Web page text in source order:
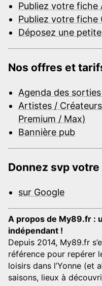
Publiez votre fiche
Publiez votre fiche
Déposez une
Nos offres et
Agenda des
Artistes /
Premium / Max)
Bannière pub
Donnez svp
sur Google
A propos de My89.fr :
indépendant !
Depuis 2014, My89.fr
référence pour repérer
loisirs dans l’Yonne (et
saisons, lieux à